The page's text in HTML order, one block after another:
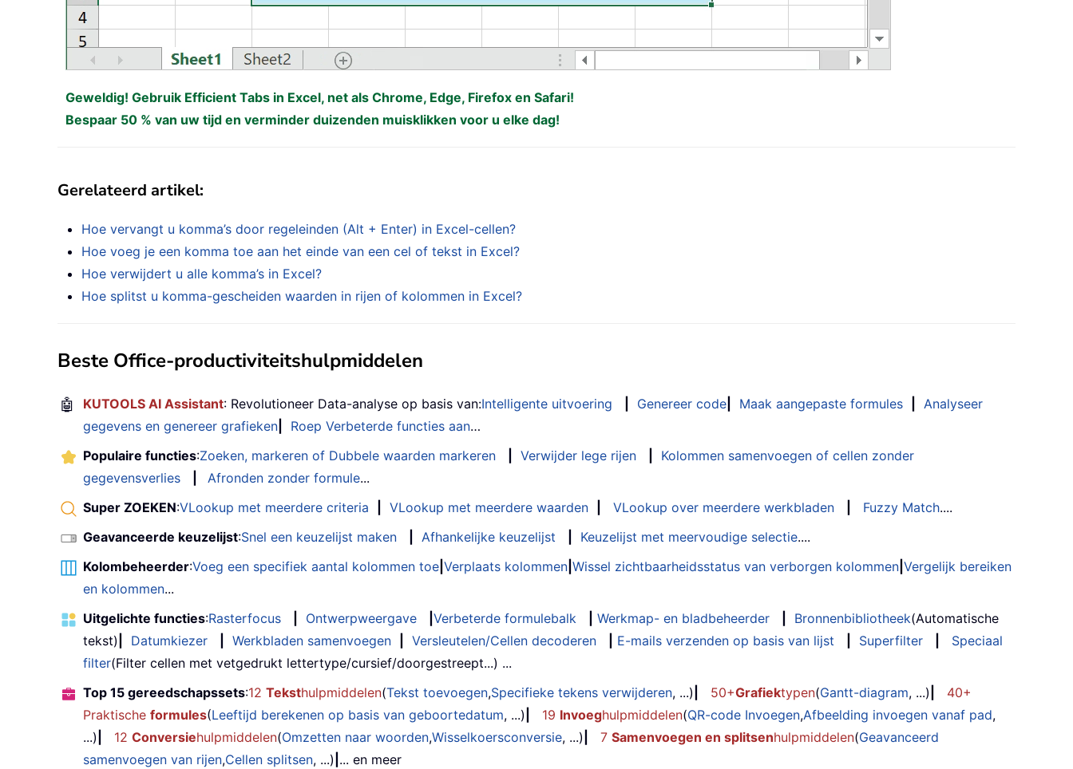
Geweldig! Gebruik Efficient Tabs in Excel, net als Chrome, Edge, Firefox en Safari!
Bespaar 50 % van uw tijd en verminder duizenden muisklikken voor u elke dag!
Gerelateerd artikel:
Hoe vervangt u komma’s door regeleinden (Alt + Enter) in Excel-cellen?
Hoe voeg je een komma toe aan het einde van een cel of tekst in Excel?
Hoe verwijdert u alle komma’s in Excel?
Hoe splitst u komma-gescheiden waarden in rijen of kolommen in Excel?
Beste Office-productiviteitshulpmiddelen
🤖 KUTOOLS AI Assistant: Revolutioneer Data-analyse op basis van:Intelligente uitvoering Genereer code Maak aangepaste formules
Analyseer
gegevens en genereer grafieken
Roep Verbeterde functies aan…
Populaire functies:Zoeken, markeren of Dubbele waarden markeren Verwijder lege rijen
Kolommen samenvoegen of cellen zonder
gegevensverlies
Afronden zonder formule...
Super ZOEKEN:VLookup met meerdere criteria VLookup met meerdere waarden VLookup over meerdere werkbladen Fuzzy Match....
Geavanceerde keuzelijst:Snel een keuzelijst maken Afhankelijke keuzelijst Keuzelijst met meervoudige selectie....
Kolombeheerder:Voeg een specifiek aantal kolommen toe Verplaats kolommen Wissel zichtbaarheidsstatus van verborgen kolommen Vergelijk bereiken
en kolommen...
Uitgelichte functies:Rasterfocus Ontwerpweergave Verbeterde formulebalk Werkmap- en bladbeheerder Bronnenbibliotheek(Automatische
tekst)
Datumkiezer Werkbladen samenvoegen Versleutelen/Cellen decoderen E-mails verzenden op basis van lijst Superfilter
Speciaal
filter(Filter cellen met vetgedrukt lettertype/cursief/doorgestreept...) ...
Top 15 gereedschapssets:12 Teksthulpmiddelen(Tekst toevoegen,Specifieke tekens verwijderen, ...) 50+Grafiektypen(Gantt-diagram, ...)
40+
Praktische formules(Leeftijd berekenen op basis van geboortedatum, ...) 19 Invoeghulpmiddelen(QR-code Invoegen,Afbeelding invoegen vanaf pad,
...)
12 Conversiehulpmiddelen(Omzetten naar woorden,Wisselkoersconversie, ...) 7 Samenvoegen en splitsenhulpmiddelen(Geavanceerd
samenvoegen van rijen,Cellen splitsen, ...) ... en meer